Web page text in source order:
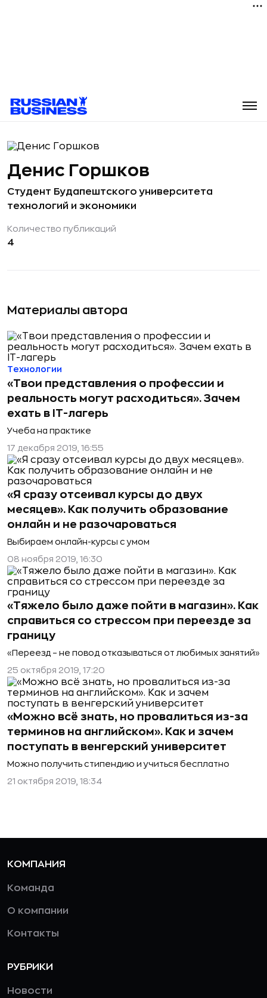
Материалы автора
«Твои представления о профессии и
реальность могут расходиться». Зачем
ехать в IT-лагерь
Учеба на практике
Технологии
17 декабря 2019, 16:55
«Я сразу отсеивал курсы до двух
месяцев». Как получить образование
онлайн и не разочароваться
Выбираем онлайн-курсы с умом
08 ноября 2019, 16:30
«Тяжело было даже пойти в магазин». Как
справиться со стрессом при переезде за
границу
«Переезд – не повод отказываться от любимых занятий»
25 октября 2019, 17:20
«Можно всё знать, но провалиться из-за
терминов на английском». Как и зачем
поступать в венгерский университет
Можно получить стипендию и учиться бесплатно
21 октября 2019, 18:34
Денис Горшков
Студент Будапештского университета
технологий и экономики
Количество публикаций
4
КОМПАНИЯ
Команда
О компании
Контакты
РУБРИКИ
Новости